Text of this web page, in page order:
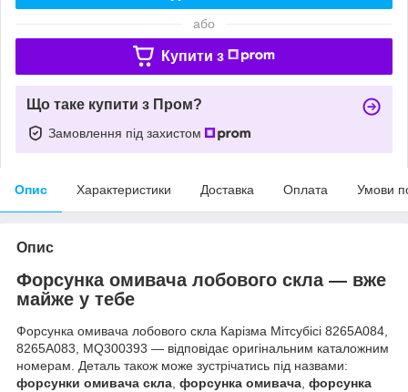
або
Купити з
Що таке купити з Пром?
Замовлення під захистом
Опис Характеристики Доставка Оплата Умови
Опис
Форсунка омивача лобового скла — вже
майже у тебе
Форсунка омивача лобового скла Карізма Мітсубісі 8265A084,
8265A083, MQ300393 — відповідає оригінальним каталожним
номерам. Деталь також може зустрічатись під назвами:
форсунки омивача скла, форсунка омивача, форсунка